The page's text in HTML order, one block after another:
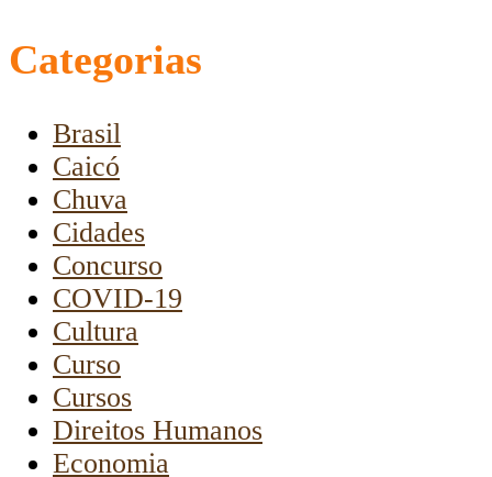
Categorias
Brasil
Caicó
Chuva
Cidades
Concurso
COVID-19
Cultura
Curso
Cursos
Direitos Humanos
Economia